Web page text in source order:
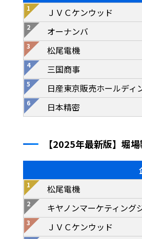
ＪＶＣケンウッド
オーナンバ
松尾電機
三国商事
日産東京販売ホールディ
日本精密
【2025年最新版】堀
松尾電機
キヤノンマーケティング
ＪＶＣケンウッド